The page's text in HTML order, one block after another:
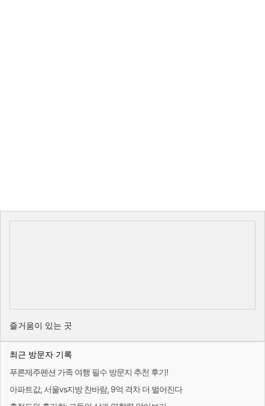
즐거움이 있는 곳
최근 방문자 기록
푸른제주펜션 가족 여행 필수 방문지 추천 후기!
아파트값, 서울vs지방 찬바람, 9억 격차 더 벌어진다